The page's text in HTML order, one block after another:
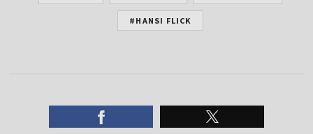
#HANSI FLICK